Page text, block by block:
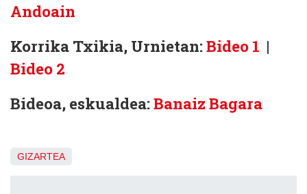
Andoain
Korrika Txikia, Urnietan:Bideo 1 |
Bideo 2
Bideoa, eskualdea:Banaiz Bagara
GIZARTEA